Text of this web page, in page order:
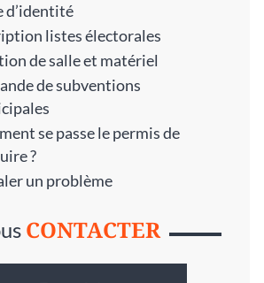
d’identité
listes électorales
de salle et matériel
de subventions
se passe le permis de
?
un problème
CONTACTER